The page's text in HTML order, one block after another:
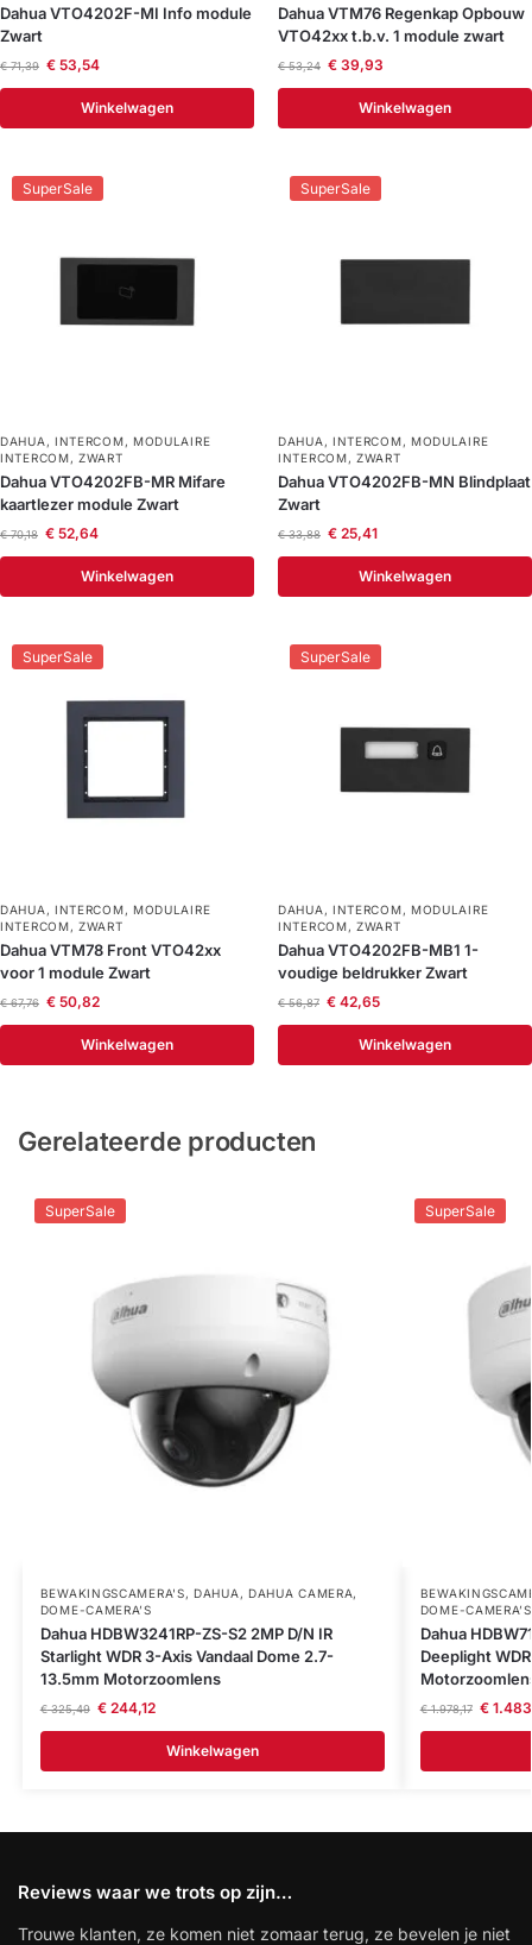
Dahua VTO4202F-MI Info module
Zwart
€71,39 €53,54
Winkelwagen
Dahua VTM76 Regenkap Opbouw
VTO42xx t.b.v. 1 module zwart
€53,24 €39,93
Winkelwagen
SuperSale
DAHUA , INTERCOM, MODULAIRE
INTERCOM,ZWART
Dahua VTO4202FB-MR Mifare
kaartlezer module Zwart
€70,18 €52,64
Winkelwagen
SuperSale
DAHUA , INTERCOM, MODULAIRE
INTERCOM,ZWART
Dahua VTO4202FB-MN Blindplaat
Zwart
€33,88 €25,41
Winkelwagen
SuperSale
DAHUA , INTERCOM, MODULAIRE
INTERCOM,ZWART
Dahua VTM78 Front VTO42xx
voor 1 module Zwart
€67,76 €50,82
Winkelwagen
SuperSale
DAHUA , INTERCOM, MODULAIRE
INTERCOM,ZWART
Dahua VTO4202FB-MB1 1-
voudige beldrukker Zwart
€56,87 €42,65
Winkelwagen
Gerelateerde producten
SuperSale
BEWAKINGSCAMERA'S,DAHUA , DAHUA CAMERA,
DOME-CAMERA’S
Dahua HDBW3241RP-ZS-S2 2MP D/N IR
Starlight WDR 3-Axis Vandaal Dome 2.7-
13.5mm Motorzoomlens
€325,49 €244,12
Winkelwagen
SuperSale
DOME-CAMERA’S
Dahua
Deeplight
€1.978,17 €
Reviews waar we trots op zijn…
Trouwe klanten, ze komen niet zomaar terug, ze bevelen je niet